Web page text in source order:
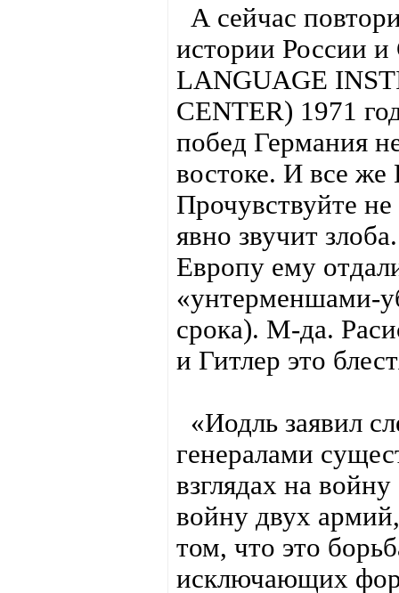
А сейчас
истории России и
LANGUAGE
CENTER) 1971
побед Германия
востоке. И все же
Прочувствуйте
явно звучит
Европу ему
«унтерменшами-
срока). М-да.
и Гитлер это
«Иодль заявил
генералами
взглядах на
войну двух
том, что это
исключающих